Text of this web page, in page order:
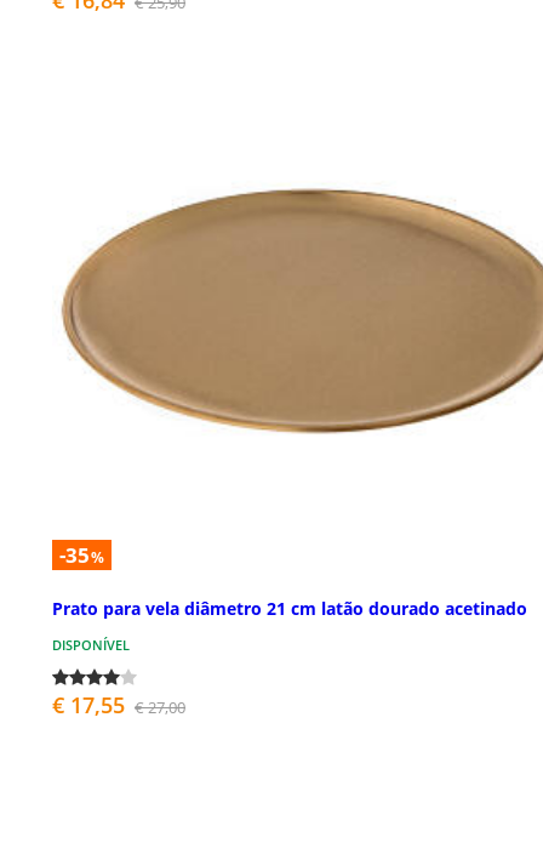
-35%
Prato para vela diâmetro 21 cm latão dourado acetinado
DISPONÍVEL
€ 17,55 € 27,00